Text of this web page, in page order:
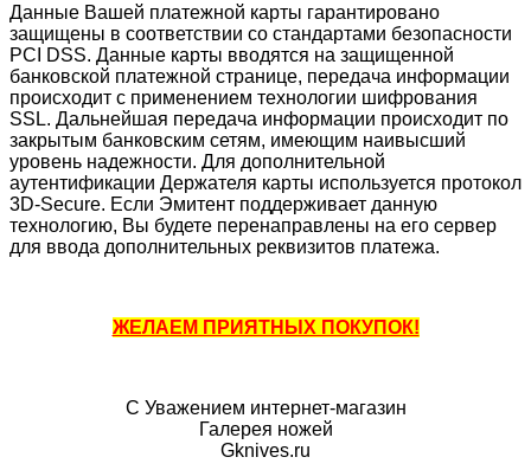
Данные Вашей платежной карты гарантировано
защищены в соответствии со стандартами безопасности
PCI DSS. Данные карты вводятся на защищенной
банковской платежной странице, передача информации
происходит с применением технологии шифрования
SSL. Дальнейшая передача информации происходит по
закрытым банковским сетям, имеющим наивысший
уровень надежности. Для дополнительной
аутентификации Держателя карты используется протокол
3D-Secure. Если Эмитент поддерживает данную
технологию, Вы будете перенаправлены на его сервер
для ввода дополнительных реквизитов платежа.
ЖЕЛАЕМ ПРИЯТНЫХ ПОКУПОК!
С Уважением интернет-магазин
Галерея ножей
Gknives.ru